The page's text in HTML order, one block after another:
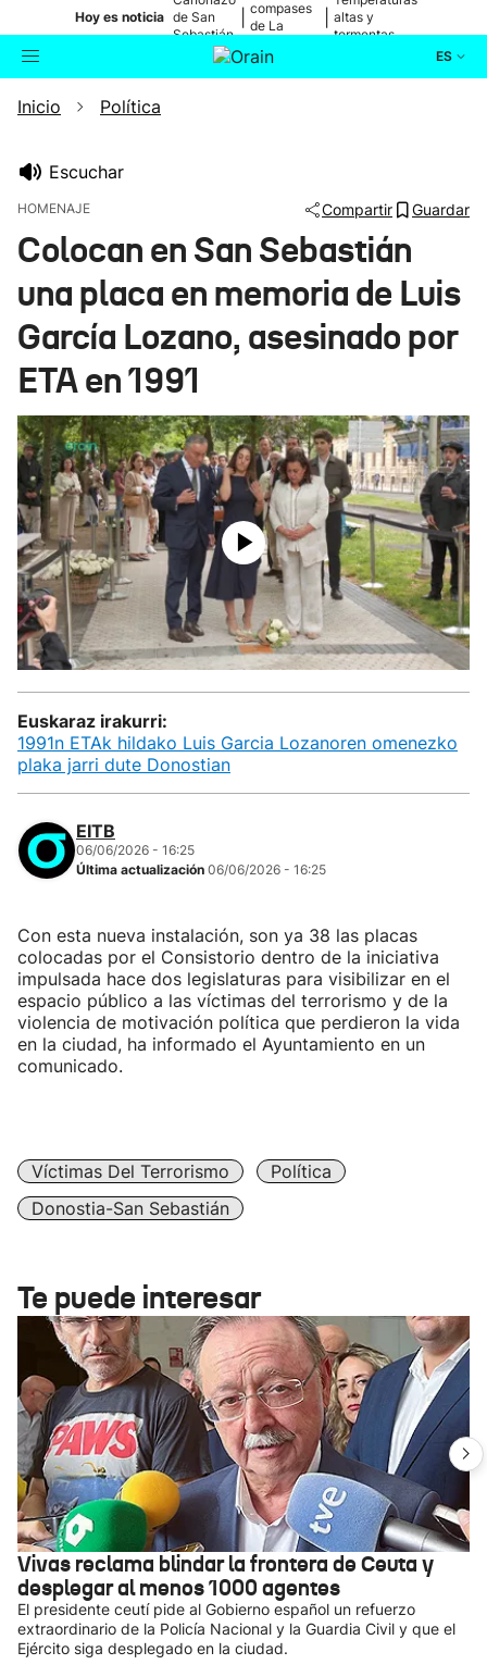
Hoy es noticia de San
Sebastián
compases
de La
altas y
tormentas
ES
Buscador
Ikusmiran
Eguraldia
Inicio Política
Escuchar
HOMENAJE Compartir Guardar
Colocan en San Sebastián
una placa en memoria de Luis
García Lozano, asesinado por
ETA en 1991
Euskaraz irakurri:
1991n ETAk hildako Luis Garcia Lozanoren omenezko
plaka jarri dute Donostian
EITB
06/06/2026 - 16:25
Última actualización 06/06/2026 - 16:25
Con esta nueva instalación, son ya 38 las placas
colocadas por el Consistorio dentro de la iniciativa
impulsada hace dos legislaturas para visibilizar en el
espacio público a las víctimas del terrorismo y de la
violencia de motivación política que perdieron la vida
en la ciudad, ha informado el Ayuntamiento en un
comunicado.
Víctimas Del Terrorismo
Política
Donostia-San Sebastián
Te puede interesar
Vivas reclama blindar la frontera de Ceuta y
desplegar al menos 1000 agentes
El presidente ceutí pide al Gobierno español un refuerzo
extraordinario de la Policía Nacional y la Guardia Civil y que el
Ejército siga desplegado en la ciudad.